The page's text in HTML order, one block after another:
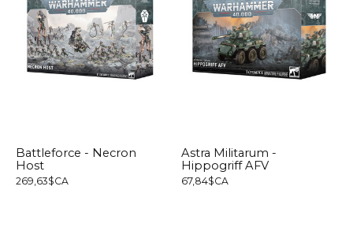
Battleforce - Necron
Host
269,63$CA
Astra Militarum -
Hippogriff AFV
67,84$CA